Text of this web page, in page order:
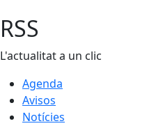
RSS
L'actualitat a un clic
Agenda
Avisos
Notícies